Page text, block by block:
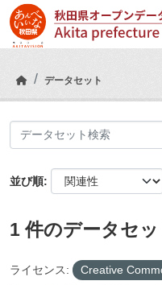
Skip to main content
データセット
並び順
1 件のデータセ
ライセンス: Creative